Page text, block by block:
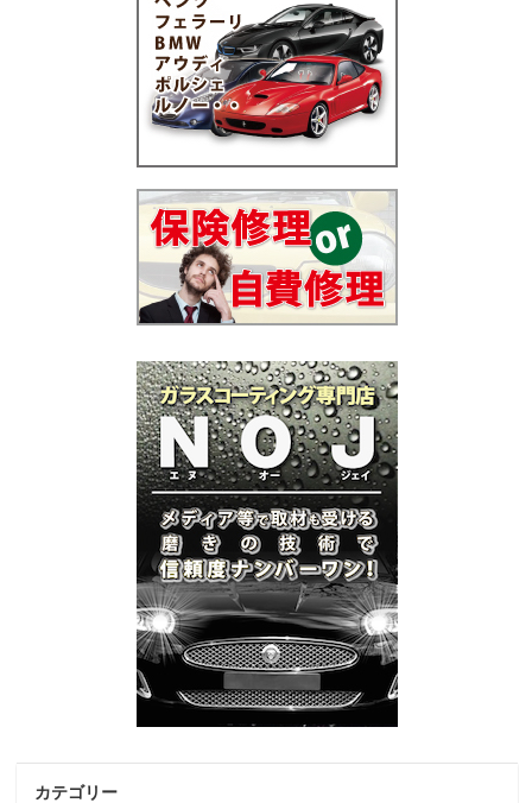
カテゴリー